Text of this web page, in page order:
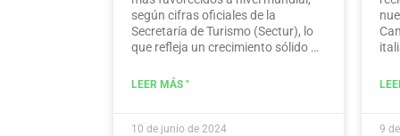
según cifras oficiales de la
Secretaría de Turismo (Sectur), lo
que refleja un crecimiento sólido en
la inversión extranjera directa, el
internacionales.…
LEER MÁS "
10 de junio de 2024 9